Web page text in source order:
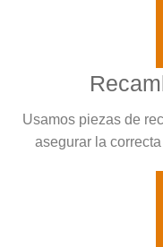
Usamos piezas de
asegurar la